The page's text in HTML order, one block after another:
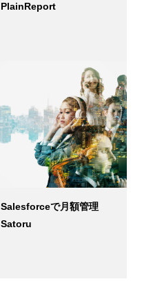
PlainReport
Salesforceで月額管理
Satoru